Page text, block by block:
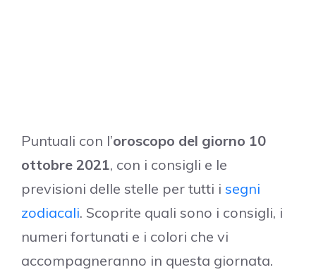
Puntuali con l’oroscopo del giorno 10
ottobre 2021, con i consigli e le
previsioni delle stelle per tutti i segni
zodiacali. Scoprite quali sono i consigli, i
numeri fortunati e i colori che vi
accompagneranno in questa giornata.